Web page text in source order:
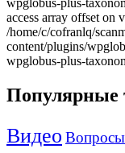
Популярные
Видео